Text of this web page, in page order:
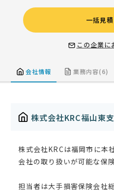
一括見
この企業に
会社情報 業務内容(6)
株式会社KRC福山東
株式会社KRCは福岡市に本
会社の取り扱いが可能な保
担当者は大手損害保険会社